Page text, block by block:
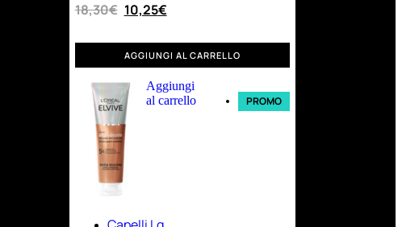
18,30€ 10,25€
AGGIUNGI AL CARRELLO
Aggiungi
al carrello
PROMO